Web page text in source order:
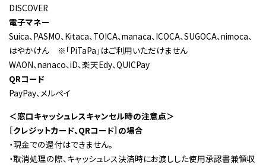
DISCOVER
電子マネー
Suica、PASMO、Kitaca、TOICA、manaca、ICOCA、SUGOCA、nimoca、
はやかけん ※「PiTaPa」はご利用いただけません
WAON、nanaco、iD、楽天Edy、QUICPay
QRコード
PayPay、メルペイ
＜窓口キャッシュレスキャンセル時の注意点＞
［クレジットカード、QRコード］の場合
・現金での還付はできません。
・取消処理の際、キャッシュレス決済時にお渡しした使用承認書兼領収